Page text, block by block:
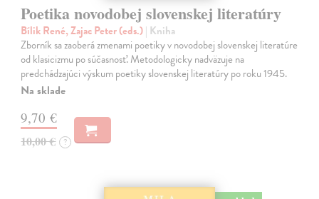
Poetika novodobej slovenskej literatúry
Bílik René, Zajac Peter (eds.)| Kniha
Zborník sa zaoberá zmenami poetiky v novodobej slovenskej literatúre
od klasicizmu po súčasnosť. Metodologicky nadväzuje na
predchádzajúci výskum poetiky slovenskej literatúry po roku 1945.
Na sklade
9,70 €
10,00 € ?